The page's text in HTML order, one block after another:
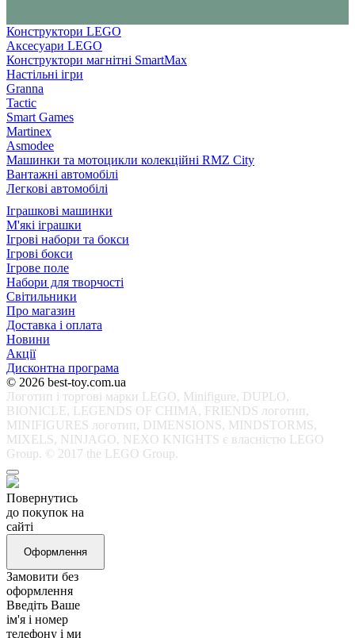
Конструктори LEGO
Аксесуари LEGO
Конструктори магнітні SmartMax
Настільні ігри
Granna
Tactic
Smart Games
Martinex
Asmodee
Машинки та мотоцикли колекційні RMZ City
Вантажні автомобілі
Легкові автомобілі
Іграшкові машинки
М'які іграшки
Ігрові набори та бокси
Ігрові бокси
Ігрове поле
Набори для творчості
Світильники
Про магазин
Доставка і оплата
Новини
Акції
Дисконтна програма
© 2026 best-toy.com.ua
Логотип і торгові марки LEGO, Minifigure, DUPLO,
BIONICLE, LEGENDS OF CHIMA, FRIENDS логотип,
MINIFIGURES логотип, DIMENSIONS, MINDSTORMS,
MIXELS, NINJAGO, NEXO KNIGHTS є власністю LEGO
Group. © 2017 the LEGO Group.
Повернутись
до покупок на
сайті
Оформлення
Замовити без
оформлення
Введіть Ваше
ім'я і номер
телефону і ми